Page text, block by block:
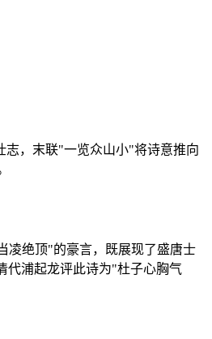
志，末联"一览众山小"将诗意推向
凌绝顶"的豪言，既展现了盛唐士
代浦起龙评此诗为"杜子心胸气